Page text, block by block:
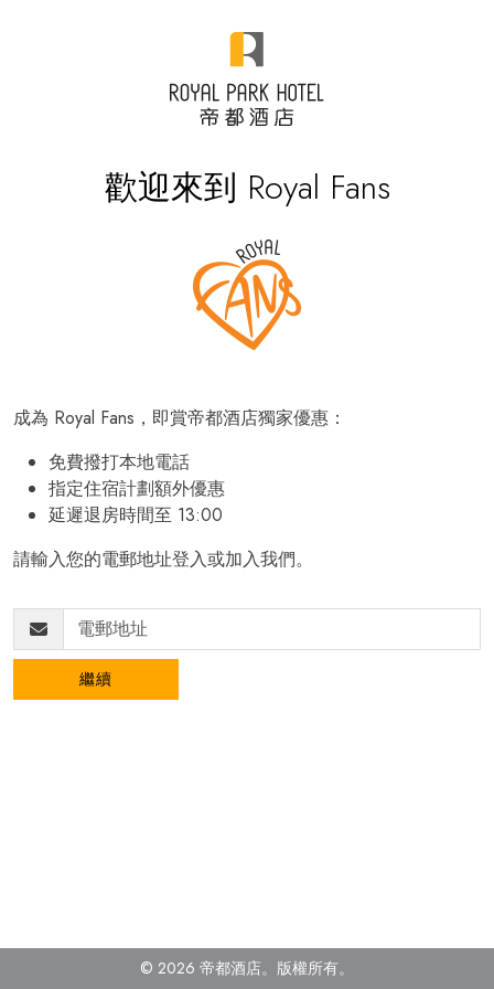
歡迎來到 Royal Fans
成為 Royal Fans，即賞帝都酒店獨家優惠：
免費撥打本地電話
指定住宿計劃額外優惠
延遲退房時間至 13:00
請輸入您的電郵地址登入或加入我們。
繼續
© 2026 帝都酒店。版權所有。